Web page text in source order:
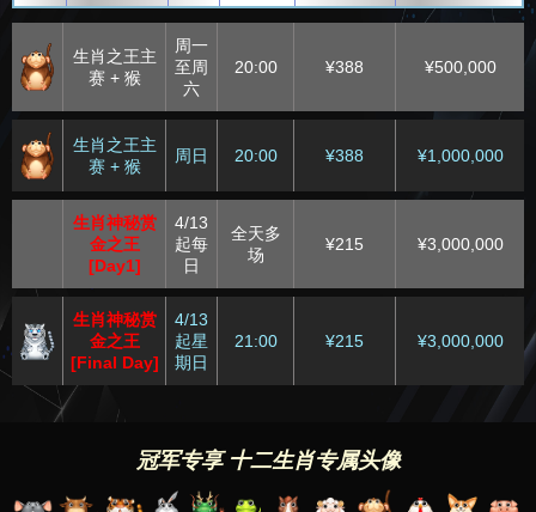
生肖之王主
赛 + 猴
周一
至周
六
20:00 ¥388 ¥500,000
生肖之王主
赛 + 猴
周日 20:00 ¥388 ¥1,000,000
生肖神秘赏
金之王
[Day1]
4/13
起每
日
全天多
场
¥215 ¥3,000,000
生肖神秘赏
金之王
[Final Day]
4/13
起星
期日
21:00 ¥215 ¥3,000,000
冠军专享 十二生肖专属头像